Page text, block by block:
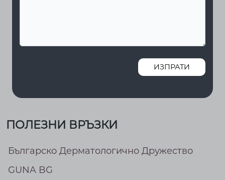
ИЗПРАТИ
ПОЛЕЗНИ ВРЪЗКИ
Българско Дерматологично Дружество
GUNA BG